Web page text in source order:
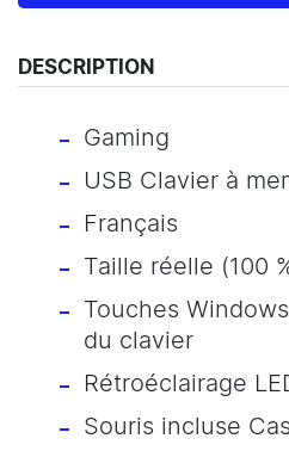
DESCRIPTION
Gaming
USB Clavier à
Français
Taille réelle (100
Touches
du clavier
Rétroéclairage
Souris incluse